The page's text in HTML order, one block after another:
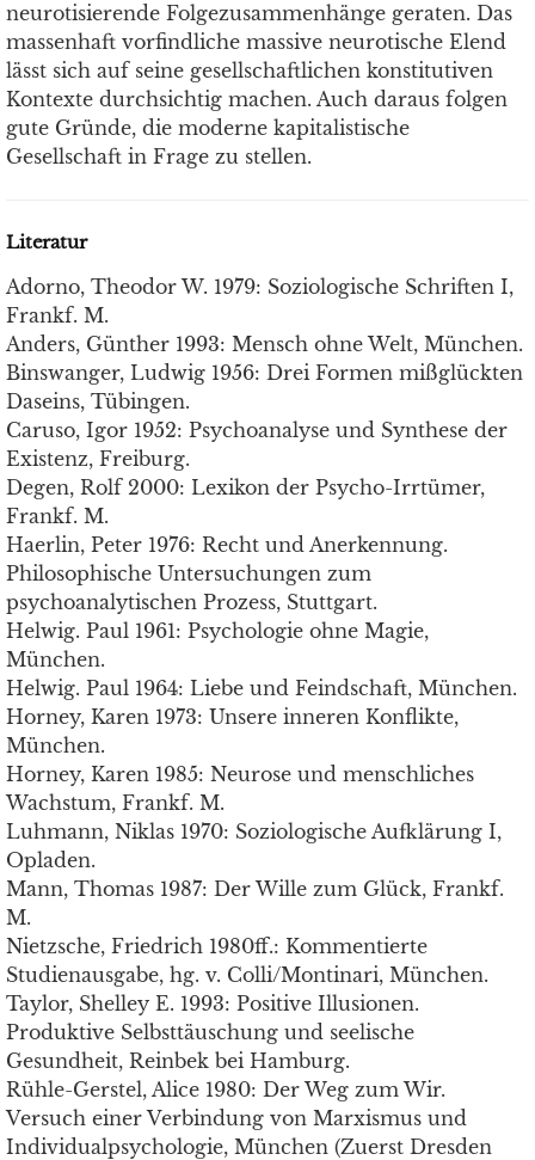
neurotisierende Folgezusammenhänge geraten. Das
massenhaft vorfindliche massive neurotische Elend
lässt sich auf seine gesellschaftlichen konstitutiven
Kontexte durchsichtig machen. Auch daraus folgen
gute Gründe, die moderne kapitalistische
Gesellschaft in Frage zu stellen.
Literatur
Adorno, Theodor W. 1979: Soziologische Schriften I,
Frankf. M.
Anders, Günther 1993: Mensch ohne Welt, München.
Binswanger, Ludwig 1956: Drei Formen mißglückten
Daseins, Tübingen.
Caruso, Igor 1952: Psychoanalyse und Synthese der
Existenz, Freiburg.
Degen, Rolf 2000: Lexikon der Psycho-Irrtümer,
Frankf. M.
Haerlin, Peter 1976: Recht und Anerkennung.
Philosophische Untersuchungen zum
psychoanalytischen Prozess, Stuttgart.
Helwig. Paul 1961: Psychologie ohne Magie,
München.
Helwig. Paul 1964: Liebe und Feindschaft, München.
Horney, Karen 1973: Unsere inneren Konflikte,
München.
Horney, Karen 1985: Neurose und menschliches
Wachstum, Frankf. M.
Luhmann, Niklas 1970: Soziologische Aufklärung I,
Opladen.
Mann, Thomas 1987: Der Wille zum Glück, Frankf.
M.
Nietzsche, Friedrich 1980ff.: Kommentierte
Studienausgabe, hg. v. Colli/Montinari, München.
Taylor, Shelley E. 1993: Positive Illusionen.
Produktive Selbsttäuschung und seelische
Gesundheit, Reinbek bei Hamburg.
Rühle-Gerstel, Alice 1980: Der Weg zum Wir.
Versuch einer Verbindung von Marxismus und
Individualpsychologie, München (Zuerst Dresden